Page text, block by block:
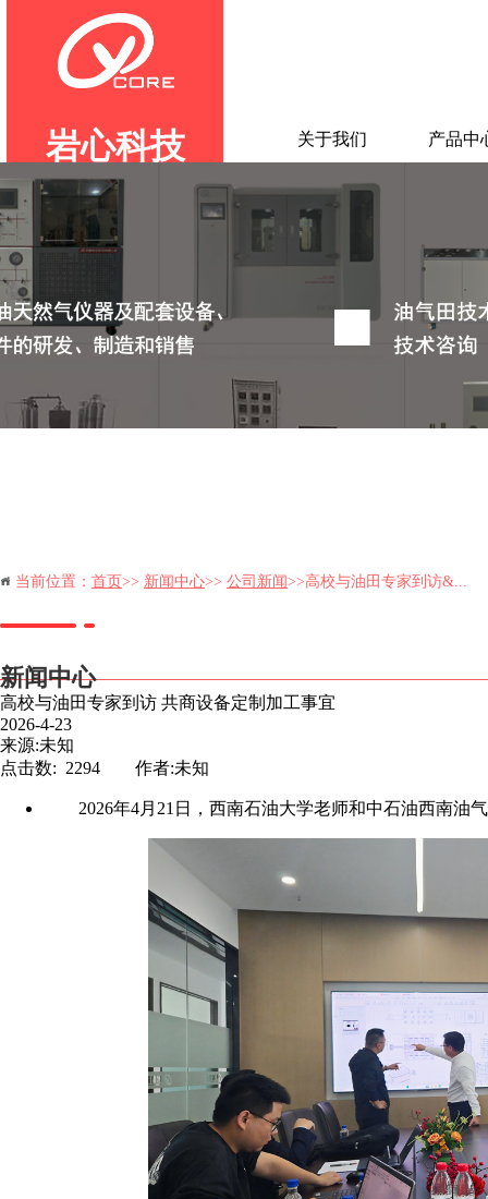
首页 关于我们 产品中
岩心科技
新闻中心
当前位置： 首页 >> 新闻中心>> 公司新闻>>高校与油田专家到访&...
高校与油田专家到访 共商设备定制加工事宜
2026-4-23
来源:未知
点击数: 2294 作者:未知
2026年4月 21 日，西南石油大学老师和中石油西南油
刘经理/13880831373何经理
市新都区兴能路联东U谷成都新都国际企业港9栋
新都大道8号西南石油大学科技园大厦1205B